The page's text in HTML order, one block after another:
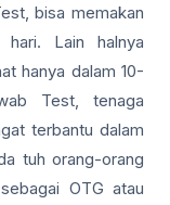
bisa memakan
hari. Lain halnya
hanya dalam 10-
Test, tenaga
terbantu dalam
tuh orang-orang
OTG atau